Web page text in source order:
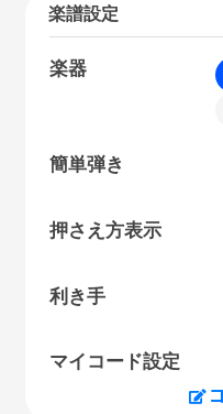
楽譜設定
楽器
簡単弾き
押さえ方表示
利き手
マイコード設定